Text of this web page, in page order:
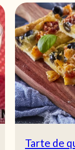
Tarte de